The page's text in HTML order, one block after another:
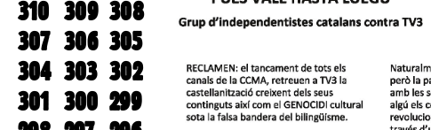
310 309 308
307 306 305
304 303 302
301 300 299